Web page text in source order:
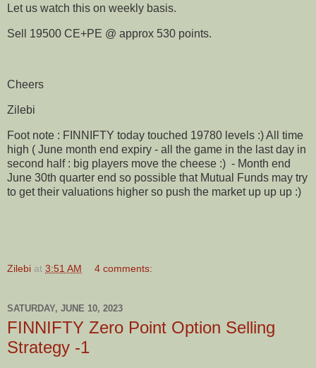
Let us watch this on weekly basis.
Sell 19500 CE+PE @ approx 530 points.
Cheers
Zilebi
Foot note : FINNIFTY today touched 19780 levels :) All time
high ( June month end expiry - all the game in the last day in
second half : big players move the cheese :) - Month end
June 30th quarter end so possible that Mutual Funds may try
to get their valuations higher so push the market up up up :)
Zilebi at 3:51 AM 4 comments:
SATURDAY, JUNE 10, 2023
FINNIFTY Zero Point Option Selling
Strategy -1